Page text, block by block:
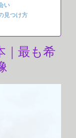
い
見つけ方
｜最も希